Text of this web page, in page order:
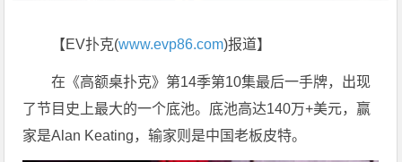
【EV扑克(www.evp86.com)报道】
在《高额桌扑克》第14季第10集最后一手牌，出现
了节目史上最大的一个底池。底池高达140万+美元，赢
家是Alan Keating，输家则是中国老板皮特。